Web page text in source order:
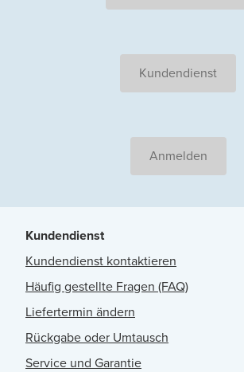
Kundendienst
Anmelden
Kundendienst
Kundendienst kontaktieren
Häufig gestellte Fragen (FAQ)
Liefertermin ändern
Rückgabe oder Umtausch
Service und Garantie